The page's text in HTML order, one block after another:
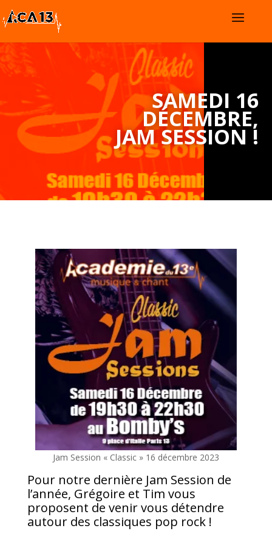
SAMEDI 16
DÉCEMBRE,
JAM SESSION !
Jam Session « Classic » 16 décembre 2023
Pour notre dernière Jam Session de
l’année, Grégoire et Tim vous
proposent de venir vous détendre
autour des classiques pop rock !